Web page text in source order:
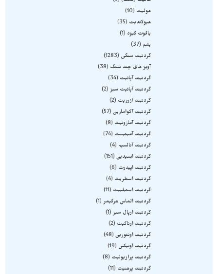
هولیت
10
هیولاندیت
35
یاقوت کبود
1
یشم
37
گردنبند سنگی
1283
آویز های چند سنگ
38
گردنبند آپاتیت
34
گردنبند آپاتیت سبز
2
گردنبند آزوریت
2
گردنبند آکوامارین 57
گردنبند آمازونیت
8
گردنبند آمیتیست
74
گردنبند آنالسیم
4
گردنبند ابسیدین 151
گردنبند اپیدوت
6
گردنبند استلریت
4
گردنبند استیلبیت
11
گردنبند الماس هرکیمر
1
گردنبند اوپال سبز
1
گردنبند اوناکیت
2
گردنبند اونتورین 48
گردنبند اونیکس
19
گردنبند پرازیولیت
8
گردنبند پرهنیت
11